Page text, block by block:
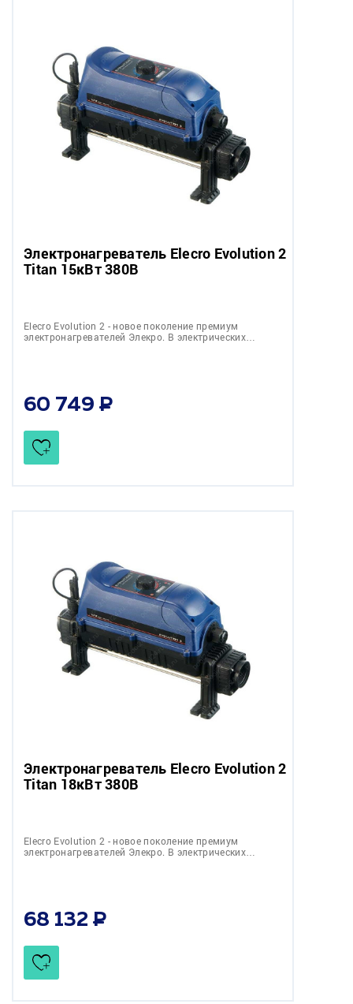
Электронагреватель Elecro Evolution 2
Titan 15кВт 380В
Elecro Evolution 2 - новое поколение премиум
электронагревателей Элекро. В электрических…
60 749
Электронагреватель Elecro Evolution 2
Titan 18кВт 380В
Elecro Evolution 2 - новое поколение премиум
электронагревателей Элекро. В электрических…
68 132